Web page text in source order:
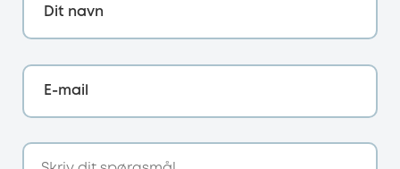
Dit navn
E-mail